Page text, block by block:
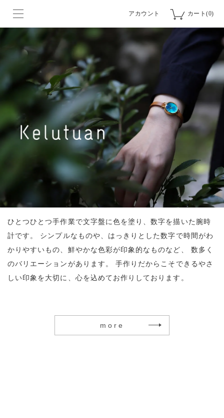
アカウント カート(0)
ひとつひとつ手作業で文字盤に色を塗り、数字を描いた腕時
計です。 シンプルなものや、はっきりとした数字で時間がわ
かりやすいもの、鮮やかな色彩が印象的なものなど、 数多く
のバリエーションがあります。
手作りだからこそできるやさ
しい印象を大切に、心を込めてお作りしております。
more